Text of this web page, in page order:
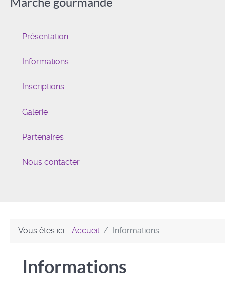
Présentation
Informations
Inscriptions
Galerie
Partenaires
Nous contacter
Vous êtes ici : Accueil Informations
Informations